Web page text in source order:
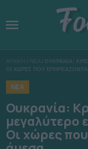
ΑΡΧΙΚΗ / ΝΕΑ / ΟΥΚΡΑΝΙΑ:
ΟΙ ΧΩΡΕΣ ΠΟΥ
ΝΕΑ
Ουκρανία:
μεγαλύτερο
Οι χώρες